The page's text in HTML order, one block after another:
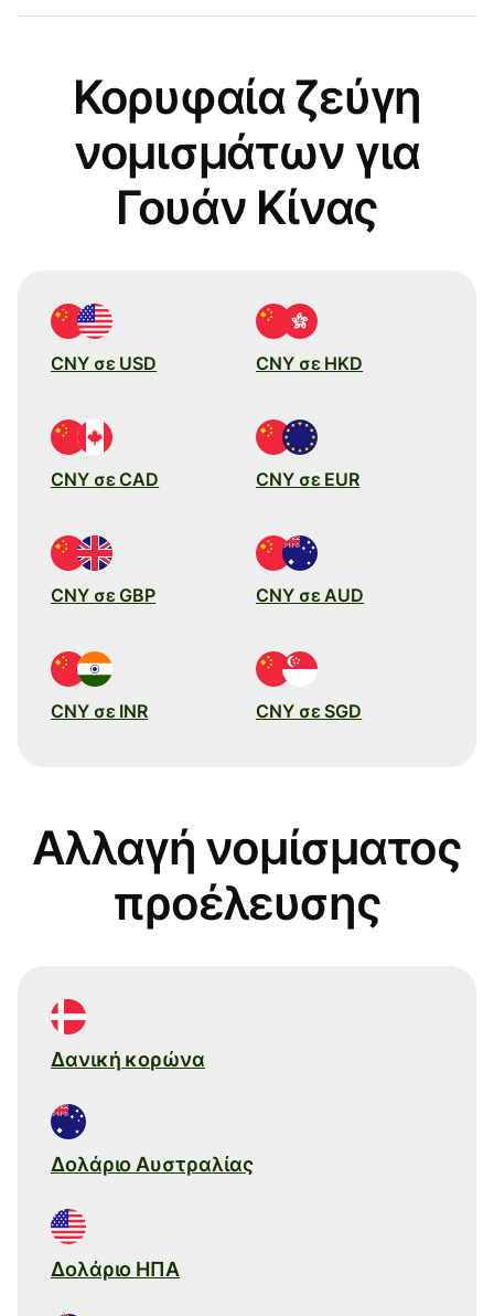
Κορυφαία ζεύγη
νομισμάτων για
Γουάν Κίνας
CNY σε USD CNY σε HKD
CNY σε CAD CNY σε EUR
CNY σε GBP CNY σε AUD
CNY σε INR CNY σε SGD
Αλλαγή νομίσματος
προέλευσης
Δανική κορώνα
Δολάριο Αυστραλίας
Δολάριο ΗΠΑ